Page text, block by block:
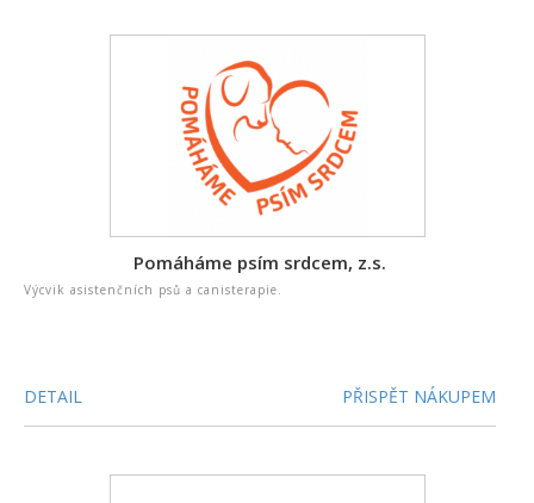
Pomáháme psím srdcem, z.s.
Výcvik asistenčních psů a canisterapie.
DETAIL PŘISPĚT NÁKUPEM